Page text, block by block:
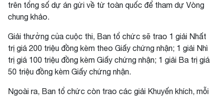
trên tổng số dự án gửi về từ toàn quốc để tham dự Vòng
chung khảo.
Giải thưởng của cuộc thi, Ban tổ chức sẽ trao 1 giải Nhất
trị giá 200 triệu đồng kèm theo Giấy chứng nhận; 1 giải Nhì
trị giá 100 triệu đồng kèm Giấy chứng nhận; 1 giải Ba trị giá
50 triệu đồng kèm Giấy chứng nhận.
Ngoài ra, Ban tổ chức còn trao các giải Khuyến khích, mỗi